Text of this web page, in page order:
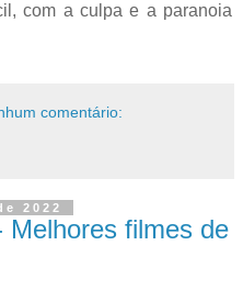
com a culpa e a paranoia
comentário:
2022
Melhores filmes de